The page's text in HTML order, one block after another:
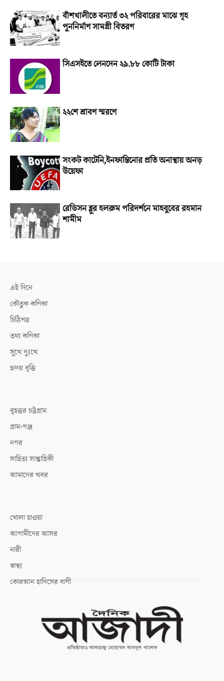
বাঁশখালীতে বন্যার্ত ৩২ পরিবারের মাঝে গৃহ
পুননির্মাণ সামগ্রী বিতরণ
সিএসইতে লেনদেন ২৯.৮৮ কোটি টাকা
২২শে শ্রাবণ স্মরণে
সংকট কাটেনি,ইনফান্তিনোর প্রতি অনাস্থায় অনড়
উয়েফা
রেডিসন ব্লুর হলরুম পরিদর্শনে মাহবুবের রহমান
শামীম
এই দিনে
কৌতুক কণিকা
চিঠিপত্র
তথ্য কণিকা
সুখে দুঃখে
হৃদয় বৃত্তি
বৃহত্তর চট্টগ্রাম
গ্রাম-গঞ্জ
নগর
সাহিত্য সাপ্তাহিকী
আমাদের খবর
খোলা হাওয়া
আগামীদের আসর
নারী
স্বাস্থ্য
কোরআন হাদিসের বাণী